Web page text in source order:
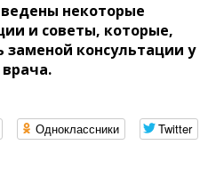
некоторые
и советы, которые,
заменой консультации у
Одноклассники
Twitter